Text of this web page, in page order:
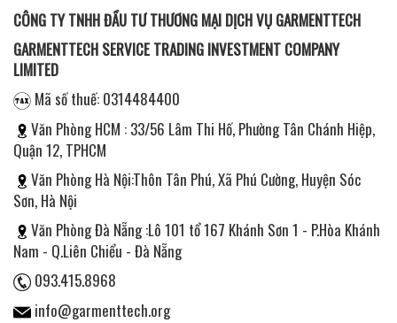
CÔNG TY TNHH ĐẦU TƯ THƯƠNG MẠI DỊCH VỤ GARMENTTECH
GARMENTTECH SERVICE TRADING INVESTMENT COMPANY
LIMITED
Mã số thuế: 0314484400
Văn Phòng HCM : 33/56 Lâm Thi Hố, Phường Tân Chánh Hiệp,
Quận 12, TPHCM
Văn Phòng Hà Nội:Thôn Tân Phú, Xã Phú Cường, Huyện Sóc
Sơn, Hà Nội
Văn Phòng Đà Nẵng :Lô 101 tổ 167 Khánh Sơn 1 - P.Hòa Khánh
Nam - Q.Liên Chiểu - Đà Nẵng
093.415.8968
info@garmenttech.org